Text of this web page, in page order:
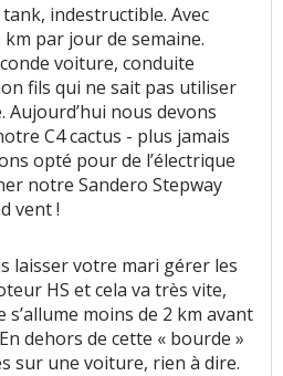
tank, indestructible. Avec
par jour de semaine.
voiture, conduite
fils qui ne sait pas utiliser
Aujourd’hui nous devons
C4 cactus - plus jamais
opté pour de l’électrique
notre Sandero Stepway
vent !
laisser votre mari gérer les
HS et cela va très vite,
s’allume moins de 2 km avant
dehors de cette « bourde »
sur une voiture, rien à dire.